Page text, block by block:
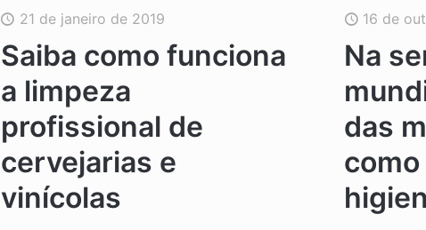
21 de janeiro de 2019
Saiba como funciona
a limpeza
profissional de
cervejarias e
vinícolas
16 de
Na
das